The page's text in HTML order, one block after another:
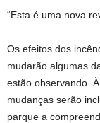
“Esta é uma nova
Os efeitos dos
mudarão algumas
estão observando.
mudanças serão
parque a